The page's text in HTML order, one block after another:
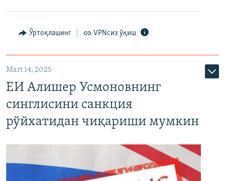
Ўртоқлашинг VPNсиз ўқиш
Mart 14, 2025
ЕИ Алишер Усмоновнинг
синглисини санкция
рўйхатидан чиқариши мумкин